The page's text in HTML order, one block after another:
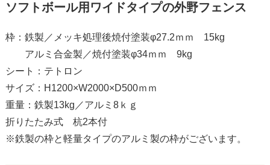
ソフトボール用ワイドタイプの外野フェンス
枠：鉄製／メッキ処理後焼付塗装φ27.2ｍｍ 15kg
アルミ合金製／焼付塗装φ34ｍｍ 9kg
シート：テトロン
サイズ：H1200×W2000×D500ｍｍ
重量：鉄製13kg／アルミ8ｋｇ
折りたたみ式 杭2本付
※鉄製の枠と軽量タイプのアルミ製の枠がございます。